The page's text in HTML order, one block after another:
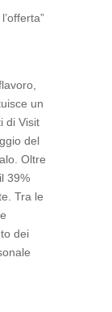
un
di Visit
del
Oltre
39%
Tra le
dei